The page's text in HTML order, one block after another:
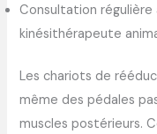
Consultation
kinésithérapeute
Les chariots de
même des pédales
muscles postérieurs.